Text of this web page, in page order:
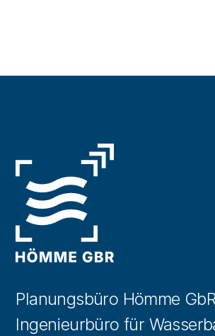
Planungsbüro Hömme
Ingenieurbüro für